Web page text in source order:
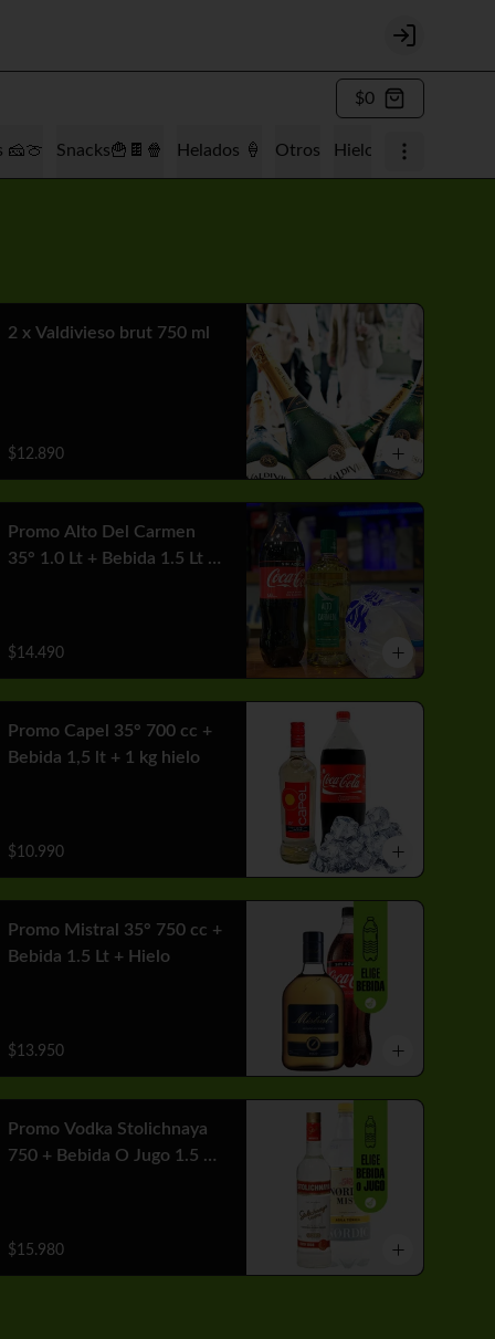
Login
$0
🧀🍈 Snacks🍟🍫🍿 Helados 🍦 Otros Hielo 🧊
2 x Valdivieso brut 750 ml
$12.890
Promo Alto Del Carmen
35° 1.0 Lt + Bebida 1.5 Lt +
$14.490
Promo Capel 35° 700 cc +
Bebida 1,5 lt + 1 kg hielo
$10.990
Promo Mistral 35° 750 cc +
Bebida 1.5 Lt + Hielo
$13.950
Promo Vodka Stolichnaya
750 + Bebida O Jugo 1.5 Lt
$15.980